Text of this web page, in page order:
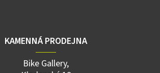
KAMENNÁ PRODEJNA
Bike Gallery,